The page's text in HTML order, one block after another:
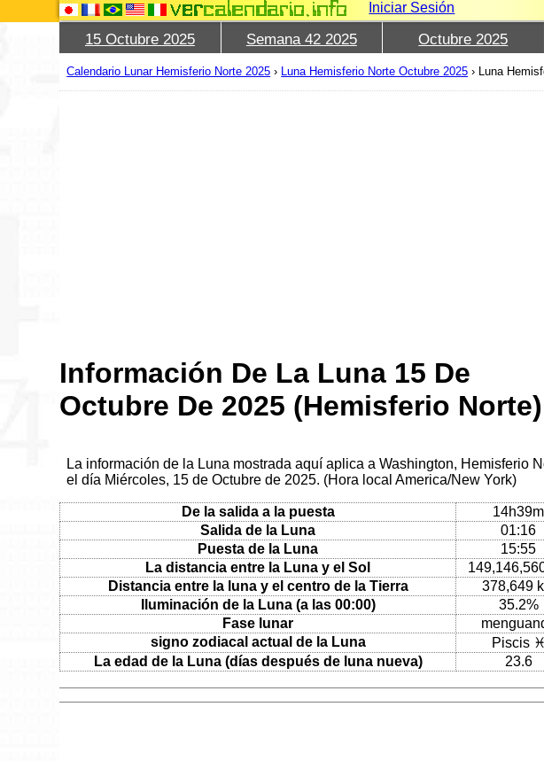
Iniciar Sesión
15 Octubre 2025 Semana 42 2025 Octubre 2025
Calendario Lunar Hemisferio Norte 2025 › Luna Hemisferio Norte Octubre 2025 › Luna
Información De La Luna 15 De
Octubre De 2025 (Hemisferio Norte)
La información de la Luna mostrada aquí aplica a Washington, Hemisferio
el día Miércoles, 15 de Octubre de 2025. (Hora local America/New York)
De la salida a la puesta
14h39m
Salida de la Luna
01:16
Puesta de la Luna
15:55
La distancia entre la Luna y el Sol
Distancia entre la luna y el centro de la Tierra
378,649
Iluminación de la Luna (a las 00:00)
35.2%
Fase lunar
signo zodiacal actual de la Luna
Piscis ♓
La edad de la Luna (días después de luna nueva)
23.6